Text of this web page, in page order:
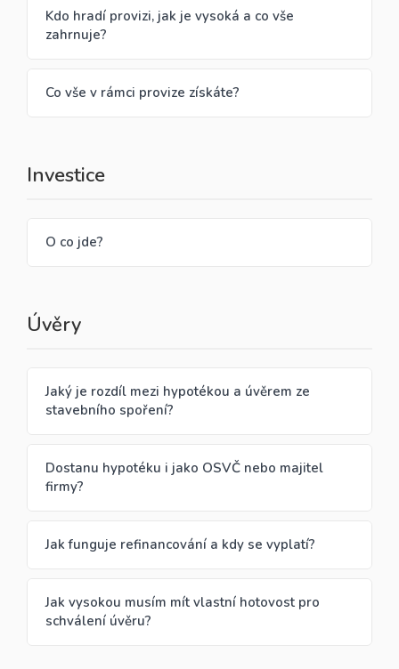
Kdo hradí provizi, jak je vysoká a co vše
zahrnuje?
Co vše v rámci provize získáte?
Investice
O co jde?
Úvěry
Jaký je rozdíl mezi hypotékou a úvěrem ze
stavebního spoření?
Dostanu hypotéku i jako OSVČ nebo majitel
firmy?
Jak funguje refinancování a kdy se vyplatí?
Jak vysokou musím mít vlastní hotovost pro
schválení úvěru?